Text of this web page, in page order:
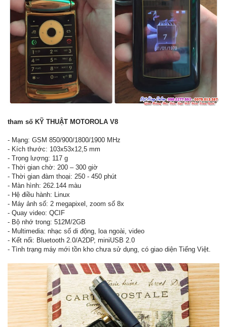
tham số KỸ THUẬT MOTOROLA V8
- Mạng: GSM 850/900/1800/1900 MHz
- Kích thước: 103x53x12,5 mm
- Trọng lượng: 117 g
- Thời gian chờ: 200 – 300 giờ
- Thời gian đàm thoại: 250 - 450 phút
- Màn hình: 262.144 màu
- Hệ điều hành: Linux
- Máy ảnh số: 2 megapixel, zoom số 8x
- Quay video: QCIF
- Bộ nhớ trong: 512M/2GB
- Multimedia: nhạc số di động, loa ngoài, video
- Kết nối: Bluetooth 2.0/A2DP, miniUSB 2.0
- Tình trạng máy mới tồn kho chưa sử dụng, có giao diện Tiếng Việt.